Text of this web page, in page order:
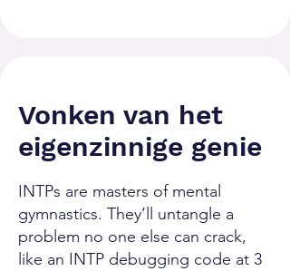
Vonken van het
eigenzinnige genie
INTPs are masters of mental
gymnastics. They’ll untangle a
problem no one else can crack,
like an INTP debugging code at 3